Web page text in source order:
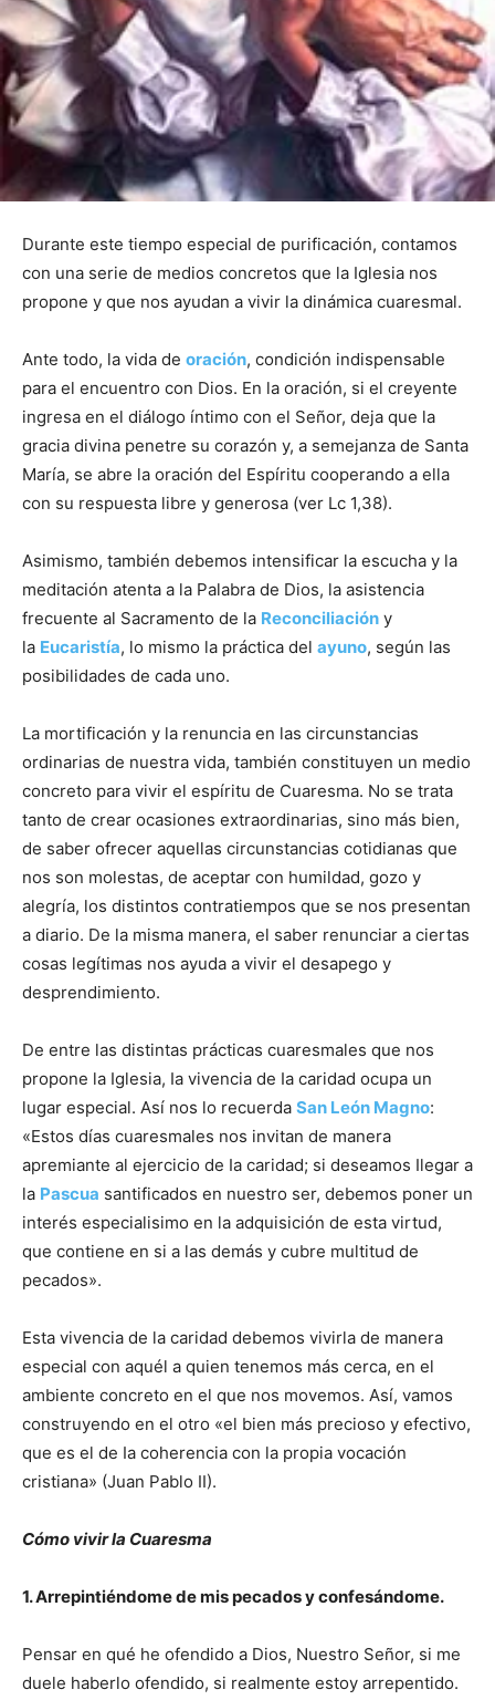
Durante este tiempo especial de purificación, contamos
con una serie de medios concretos que la Iglesia nos
propone y que nos ayudan a vivir la dinámica cuaresmal.
Ante todo, la vida de oración, condición indispensable
para el encuentro con Dios. En la oración, si el creyente
ingresa en el diálogo íntimo con el Señor, deja que la
gracia divina penetre su corazón y, a semejanza de Santa
María, se abre la oración del Espíritu cooperando a ella
con su respuesta libre y generosa (ver Lc 1,38).
Asimismo, también debemos intensificar la escucha y la
meditación atenta a la Palabra de Dios, la asistencia
frecuente al Sacramento de la Reconciliación y
la Eucaristía, lo mismo la práctica del ayuno, según las
posibilidades de cada uno.
La mortificación y la renuncia en las circunstancias
ordinarias de nuestra vida, también constituyen un medio
concreto para vivir el espíritu de Cuaresma. No se trata
tanto de crear ocasiones extraordinarias, sino más bien,
de saber ofrecer aquellas circunstancias cotidianas que
nos son molestas, de aceptar con humildad, gozo y
alegría, los distintos contratiempos que se nos presentan
a diario. De la misma manera, el saber renunciar a ciertas
cosas legítimas nos ayuda a vivir el desapego y
desprendimiento.
De entre las distintas prácticas cuaresmales que nos
propone la Iglesia, Ia vivencia de Ia caridad ocupa un
lugar especial. Así nos lo recuerda San León Magno:
«Estos días cuaresmales nos invitan de manera
apremiante al ejercicio de Ia caridad; si deseamos Ilegar a
la Pascua santificados en nuestro ser, debemos poner un
interés especialisimo en la adquisición de esta virtud,
que contiene en si a las demás y cubre multitud de
pecados».
Esta vivencia de la caridad debemos vivirla de manera
especial con aquél a quien tenemos más cerca, en el
ambiente concreto en el que nos movemos. Así, vamos
construyendo en el otro «el bien más precioso y efectivo,
que es el de Ia coherencia con la propia vocación
cristiana» (Juan Pablo II).
Cómo vivir la Cuaresma
1. Arrepintiéndome de mis pecados y confesándome.
Pensar en qué he ofendido a Dios, Nuestro Señor, si me
duele haberlo ofendido, si realmente estoy arrepentido.